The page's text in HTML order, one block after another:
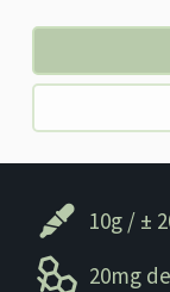
10g / ±
20mg